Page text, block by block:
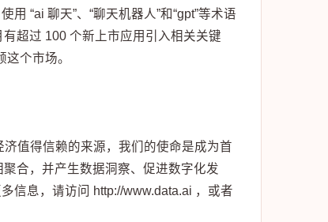
“ai 聊天”、“聊天机器人”和“gpt”等术语
超过 100 个新上市应用引入相关关键
个市场。
值得信赖的来源，我们的使命是成为首
合，并产生数据洞察、促进数字化发
信息，请访问 http://www.data.ai ，或者